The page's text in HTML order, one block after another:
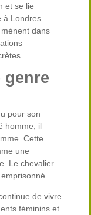
et se lie
à Londres
dans
genre
pour son
homme, il
Cette
une
Le chevalier
de vivre
féminins et